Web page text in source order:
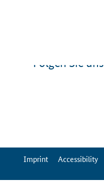
Folgen Sie uns
ServiceMenuImprint Accessibility